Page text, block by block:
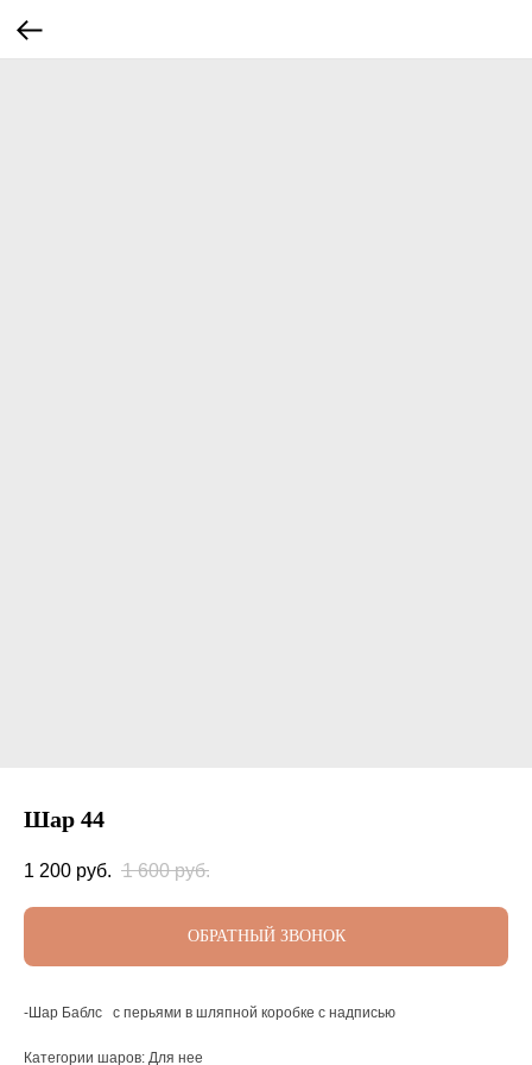
Шар 44
1 200 руб. 1 600 руб.
ОБРАТНЫЙ ЗВОНОК
-Шар Баблс с перьями в шляпной коробке с надписью
Категории шаров: Для нее